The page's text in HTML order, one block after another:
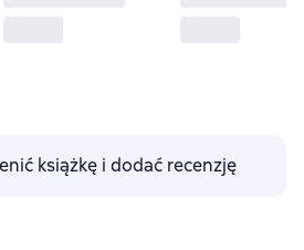
książkę i dodać recenzję